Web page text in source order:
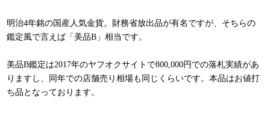
明治4年銘の国産人気金貨。財務省放出品が有名ですが、そちらの
鑑定風で言えば「美品B」相当です。
美品B鑑定は2017年のヤフオクサイトで800,000円での落札実績があ
りますし、同年での店舗売り相場も同じくらいです。本品はお値打
ち品となっております。